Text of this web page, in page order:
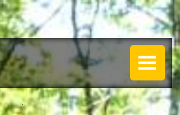
.